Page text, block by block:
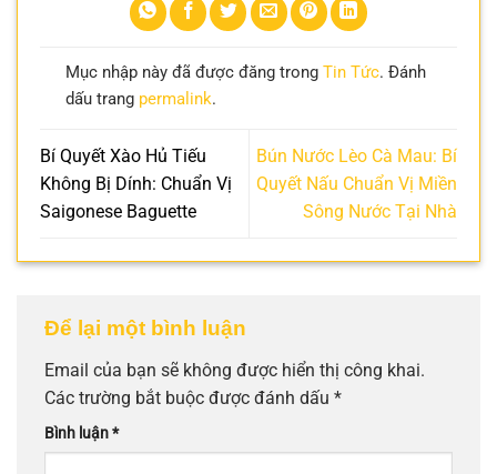
Mục nhập này đã được đăng trong Tin Tức. Đánh
dấu trang permalink.
Bí Quyết Xào Hủ Tiếu
Không Bị Dính: Chuẩn Vị
Saigonese Baguette
Bún Nước Lèo Cà Mau: Bí
Quyết Nấu Chuẩn Vị Miền
Sông Nước Tại Nhà
Để lại một bình luận
Email của bạn sẽ không được hiển thị công khai.
Các trường bắt buộc được đánh dấu *
Bình luận*